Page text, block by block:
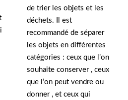
de trier les objets et les
déchets. Il est
recommandé de séparer
les objets en différentes
catégories : ceux que l’on
souhaite conserver , ceux
que l’on peut vendre ou
donner , et ceux qui